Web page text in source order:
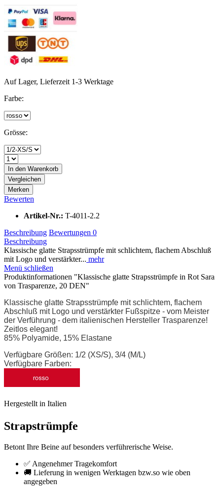
Auf Lager, Lieferzeit 1-3 Werktage
Farbe:
Grösse:
In den Warenkorb
Vergleichen
Merken
Bewerten
Artikel-Nr.: T-4011-2.2
Beschreibung Bewertungen 0
Beschreibung
Klassische glatte Strapsstrümpfe mit schlichtem, flachem Abschluß
mit Logo und verstärkter... mehr
Menü schließen
Produktinformationen "Klassische glatte Strapsstrümpfe in Rot Sara
von Trasparenze, 20 DEN"
Klassische glatte Strapsstrümpfe mit schlichtem, flachem
Abschluß mit Logo und verstärkter Fußspitze - vom Meister
der Verführung - dem italienischen Hersteller Trasparenze!
Zeitlos elegant!
85% Polyamide, 15% Elastane
Verfügbare Größen: 1/2 (XS/S), 3/4 (M/L)
Verfügbare Farben:
Hergestellt in Italien
Strapstrümpfe
Betont Ihre Beine auf besonders verführerische Weise.
✅ Angenehmer Tragekomfort
🚚 Lieferung in wenigen Werktagen bzw.so wie oben
angegeben